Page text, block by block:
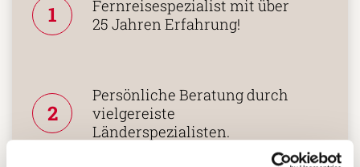
1
Fernreisespezialist mit über
25 Jahren Erfahrung!
2
Persönliche Beratung durch
vielgereiste
Länderspezialisten.